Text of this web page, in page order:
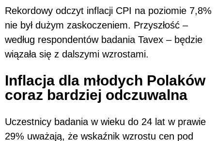
Rekordowy odczyt inflacji CPI na poziomie 7,8%
nie był dużym zaskoczeniem. Przyszłość –
według respondentów badania Tavex – będzie
wiązała się z dalszymi wzrostami.
Inflacja dla młodych Polaków
coraz bardziej odczuwalna
Uczestnicy badania w wieku do 24 lat w prawie
29% uważają, że wskaźnik wzrostu cen pod